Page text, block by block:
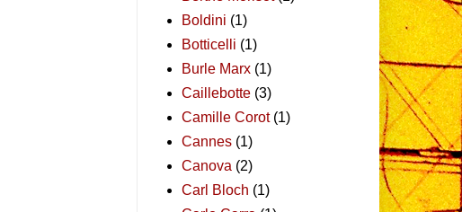
Boldini (1)
Botticelli (1)
Burle Marx (1)
Caillebotte (3)
Camille Corot (1)
Cannes (1)
Canova (2)
Carl Bloch (1)